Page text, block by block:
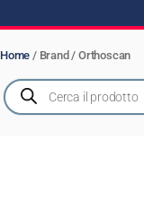
Home / Brand / Orthoscan